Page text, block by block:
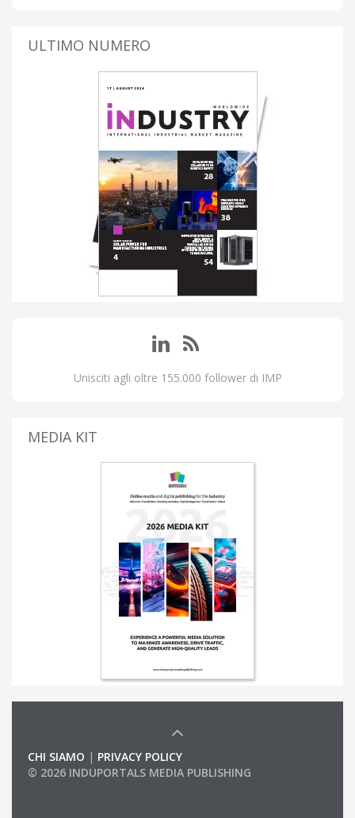
ULTIMO NUMERO
Unisciti agli oltre 155.000 follower di IMP
MEDIA KIT
CHI SIAMO | PRIVACY POLICY
© 2026 INDUPORTALS MEDIA PUBLISHING